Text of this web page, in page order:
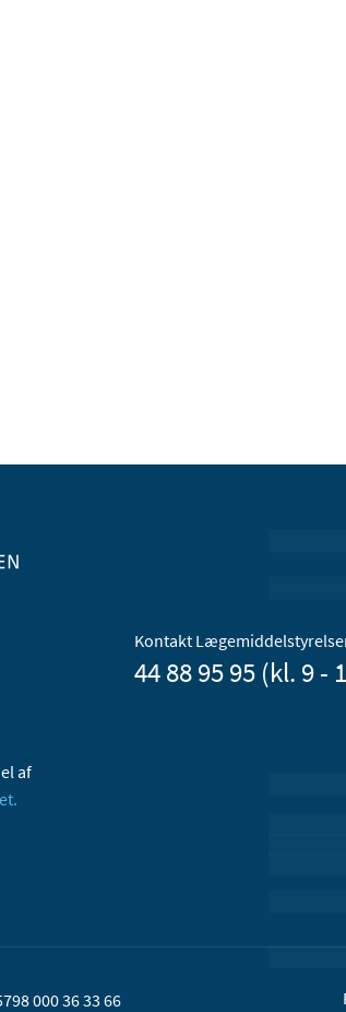
af
Kontakt
44 88 95 95 (kl. 9 -
000 36 33 66